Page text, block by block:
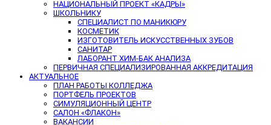
НАЦИОНАЛЬНЫЙ ПРОЕКТ «КАДРЫ»
ШКОЛЬНИКУ
СПЕЦИАЛИСТ ПО МАНИКЮРУ
КОСМЕТИК
ИЗГОТОВИТЕЛЬ ИСКУССТВЕННЫХ ЗУБОВ
САНИТАР
ЛАБОРАНТ ХИМ-БАК АНАЛИЗА
ПЕРВИЧНАЯ СПЕЦИАЛИЗИРОВАННАЯ АККРЕДИТАЦИЯ
АКТУАЛЬНОЕ
ПЛАН РАБОТЫ КОЛЛЕДЖА
ПОРТФЕЛЬ ПРОЕКТОВ
СИМУЛЯЦИОННЫЙ ЦЕНТР
САЛОН «ФЛАКОН»
ВАКАНСИИ